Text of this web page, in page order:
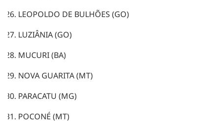
LEOPOLDO DE BULHÕES (GO)
LUZIÂNIA (GO)
MUCURI (BA)
NOVA GUARITA (MT)
PARACATU (MG)
POCONÉ (MT)